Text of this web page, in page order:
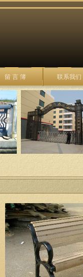
留 言 簿 联系我们